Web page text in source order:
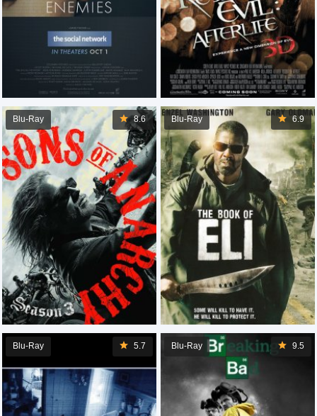
6.9
Blu-Ray
8.6
Blu-Ray
9.5
Blu-Ray
5.7
Blu-Ray